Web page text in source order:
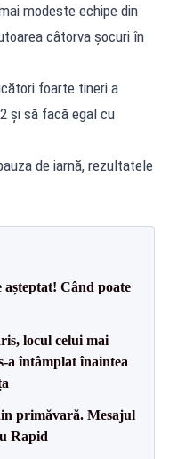
modeste echipe din
câtorva șocuri în
foarte tineri a
și să facă egal cu
de iarnă, rezultatele
Când poate
locul celui mai
a întâmplat înaintea
primăvară. Mesajul
Rapid